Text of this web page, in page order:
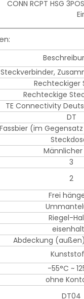
CONN RCPT HSG
Steckverbinder,
Rechteckiger
Rechteckige
TE Connectivity
DT
Fassbier (im
3
2
Frei
Riegel-
Abdeckung
-55°C ~
ohne
DT04